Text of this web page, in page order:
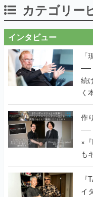
カテゴリー
インタビュー
──
続
く
作
──
×
も
で
く
イ